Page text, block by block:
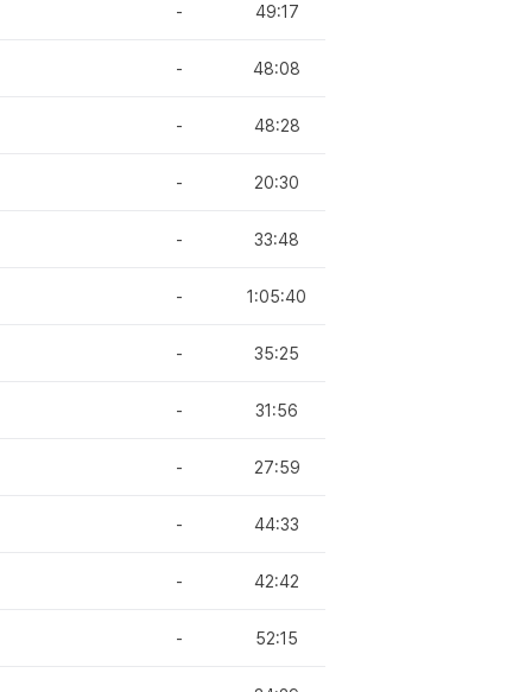
- 49:17
- 48:08
- 48:28
- 20:30
- 33:48
- 1:05:40
- 35:25
- 31:56
- 27:59
- 44:33
- 42:42
- 52:15